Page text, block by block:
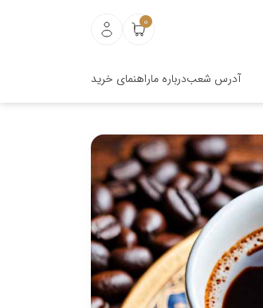
0
آدرس شعبدرباره ماراهنمای خرید